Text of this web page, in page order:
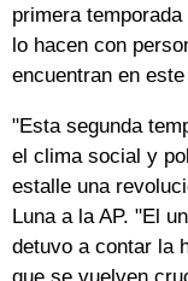
primera
lo hacen con
encuentran en
"Esta segunda
el clima social y
estalle una
Luna a la AP. "El
detuvo a contar la